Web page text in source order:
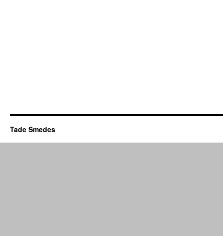
Tade Smedes